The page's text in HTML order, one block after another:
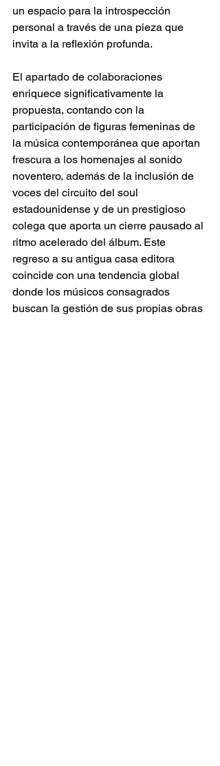
un espacio para la introspección
personal a través de una pieza que
invita a la reflexión profunda.
El apartado de colaboraciones
enriquece significativamente la
propuesta, contando con la
participación de figuras femeninas de
la música contemporánea que aportan
frescura a los homenajes al sonido
noventero, además de la inclusión de
voces del circuito del soul
estadounidense y de un prestigioso
colega que aporta un cierre pausado al
ritmo acelerado del álbum. Este
regreso a su antigua casa editora
coincide con una tendencia global
donde los músicos consagrados
buscan la gestión de sus propias obras